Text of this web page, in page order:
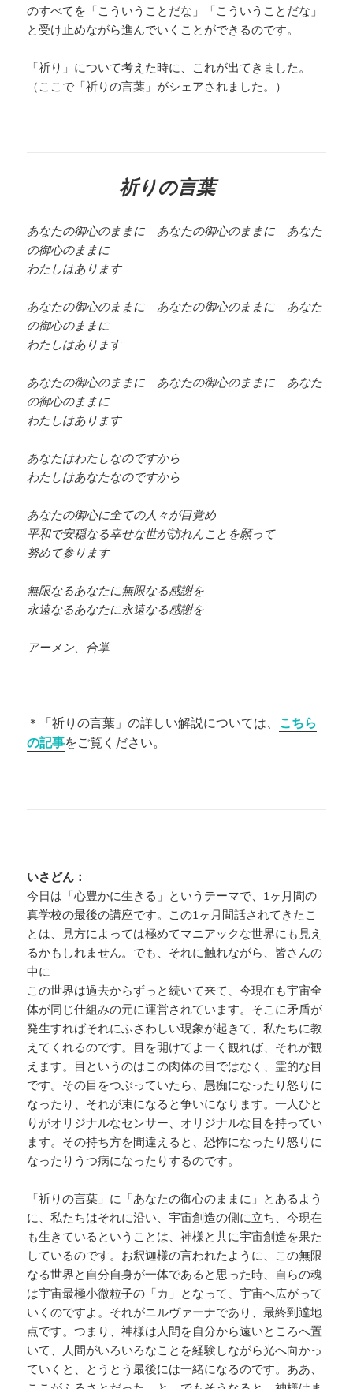
のすべてを「こういうことだな」「こういうことだな」
と受け止めながら進んでいくことができるのです。
「祈り」について考えた時に、これが出てきました。
（ここで「祈りの言葉」がシェアされました。）
祈りの言葉
あなたの御心のままに あなたの御心のままに あなた
の御心のままに
わたしはあります
あなたの御心のままに あなたの御心のままに あなた
の御心のままに
わたしはあります
あなたの御心のままに あなたの御心のままに あなた
の御心のままに
わたしはあります
あなたはわたしなのですから
わたしはあなたなのですから
あなたの御心に全ての人々が目覚め
平和で安穏なる幸せな世が訪れんことを願って
努めて参ります
無限なるあなたに無限なる感謝を
永遠なるあなたに永遠なる感謝を
アーメン、合掌
＊「祈りの言葉」の詳しい解説については、 こちら
の記事をご覧ください。
いさどん：
今日は「心豊かに生きる」というテーマで、1ヶ月間の
真学校の最後の講座です。この1ヶ月間話されてきたこ
とは、見方によっては極めてマニアックな世界にも見え
るかもしれません。でも、それに触れながら、皆さんの
中に
この世界は過去からずっと続いて来て、今現在も宇宙全
体が同じ仕組みの元に運営されています。そこに矛盾が
発生すればそれにふさわしい現象が起きて、私たちに教
えてくれるのです。目を開けてよーく観れば、それが観
えます。目というのはこの肉体の目ではなく、霊的な目
です。その目をつぶっていたら、愚痴になったり怒りに
なったり、それが束になると争いになります。一人ひと
りがオリジナルなセンサー、オリジナルな目を持ってい
ます。その持ち方を間違えると、恐怖になったり怒りに
なったりうつ病になったりするのです。
「祈りの言葉」に「あなたの御心のままに」とあるよう
に、私たちはそれに沿い、宇宙創造の側に立ち、今現在
も生きているということは、神様と共に宇宙創造を果た
しているのです。お釈迦様の言われたように、この無限
なる世界と自分自身が一体であると思った時、自らの魂
は宇宙最極小微粒子の「カ」となって、宇宙へ広がって
いくのですよ。それがニルヴァーナであり、最終到達地
点です。つまり、神様は人間を自分から遠いところへ置
いて、人間がいろいろなことを経験しながら光へ向かっ
ていくと、とうとう最後には一緒になるのです。ああ、